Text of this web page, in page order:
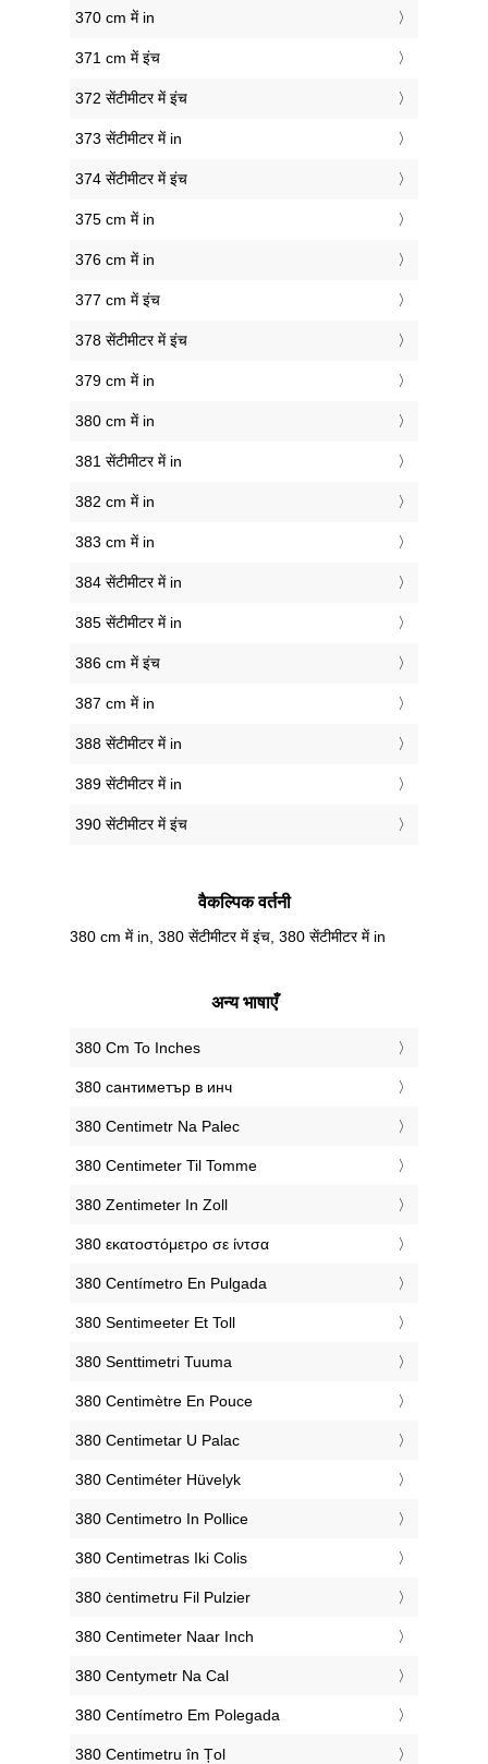
370 cm में in
371 cm में इंच
372 सेंटीमीटर में इंच
373 सेंटीमीटर में in
374 सेंटीमीटर में इंच
375 cm में in
376 cm में in
377 cm में इंच
378 सेंटीमीटर में इंच
379 cm में in
380 cm में in
381 सेंटीमीटर में in
382 cm में in
383 cm में in
384 सेंटीमीटर में in
385 सेंटीमीटर में in
386 cm में इंच
387 cm में in
388 सेंटीमीटर में in
389 सेंटीमीटर में in
390 सेंटीमीटर में इंच
वैकल्पिक वर्तनी
380 cm में in, 380 सेंटीमीटर में इंच, 380 सेंटीमीटर में in
अन्य भाषाएँ
‎380 Cm To Inches
‎380 сантиметър в инч
‎380 Centimetr Na Palec
‎380 Centimeter Til Tomme
‎380 Zentimeter In Zoll
‎380 εκατοστόμετρο σε ίντσα
‎380 Centímetro En Pulgada
‎380 Sentimeeter Et Toll
‎380 Senttimetri Tuuma
‎380 Centimètre En Pouce
‎380 Centimetar U Palac
‎380 Centiméter Hüvelyk
‎380 Centimetro In Pollice
‎380 Centimetras Iki Colis
‎380 ċentimetru Fil Pulzier
‎380 Centimeter Naar Inch
‎380 Centymetr Na Cal
‎380 Centímetro Em Polegada
‎380 Centimetru în Țol